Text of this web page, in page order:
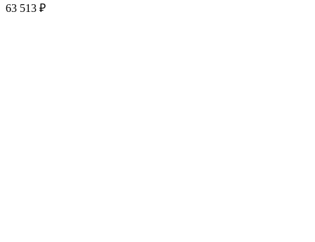
63 513 ₽